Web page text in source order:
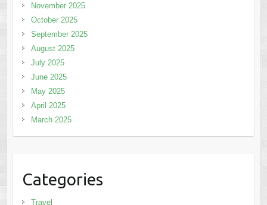
November 2025
October 2025
September 2025
August 2025
July 2025
June 2025
May 2025
April 2025
March 2025
Categories
Travel